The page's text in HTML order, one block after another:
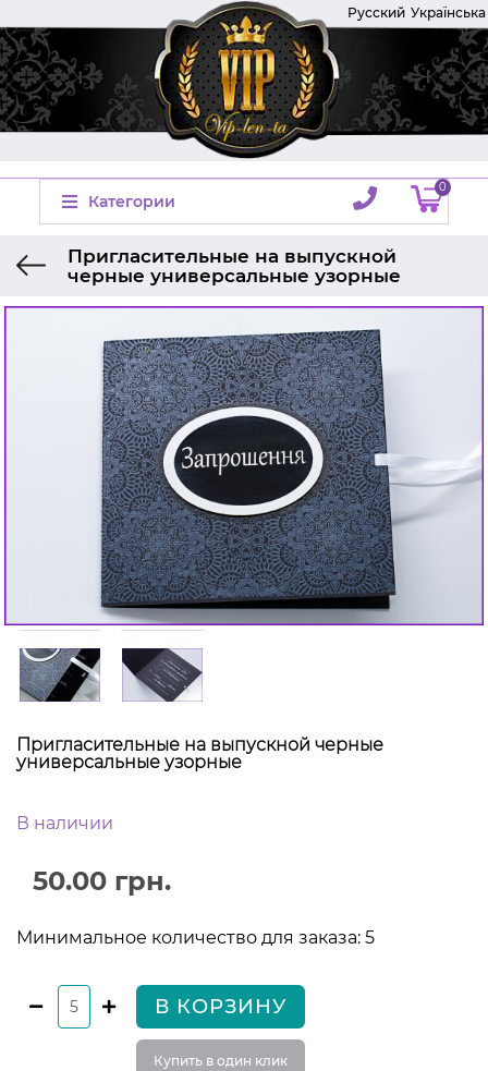
Русский Українська
Категории
0
Пригласительные на выпускной
черные универсальные узорные
Приглашение на выпускной
Пригласительные на выпускной черные
универсальные узорные
В наличии
50.00 грн.
Минимальное количество для заказа: 5
В КОРЗИНУ
Купить в один клик